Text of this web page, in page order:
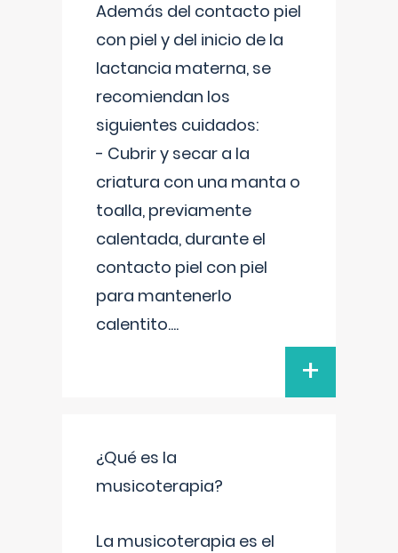
Además del contacto piel
con piel y del inicio de la
lactancia materna, se
recomiendan los
siguientes cuidados:
- Cubrir y secar a la
criatura con una manta o
toalla, previamente
calentada, durante el
contacto piel con piel
para mantenerlo
calentito....
+
¿Qué es la
musicoterapia?
La musicoterapia es el